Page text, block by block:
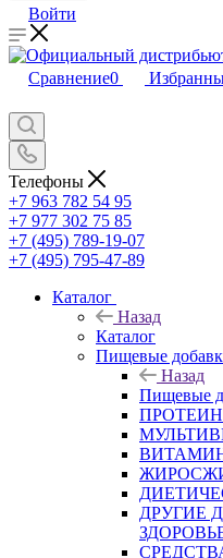
Войти
Сравнение0
Телефоны
+7 963 782 54 95
+7 977 302 75 85
+7 (495) 789-19-07
+7 (495) 795-47-89
Каталог
Назад
Каталог
Пищевые
Назад
Пищевые
ДРУГИЕ